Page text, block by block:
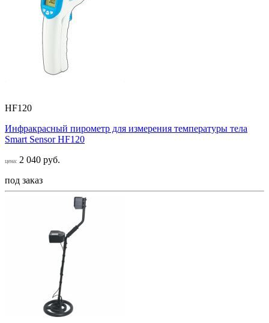
HF120
Инфракрасный пирометр для измерения температуры тела
Smart Sensor НF120
цена: 2 040 руб.
под заказ